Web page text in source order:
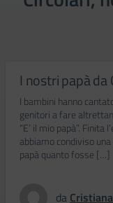
I nostri papà da
I bambini hanno
genitori a fare
“E’ il mio papà”.
abbiamo condiviso
papà quanto fosse […]
da